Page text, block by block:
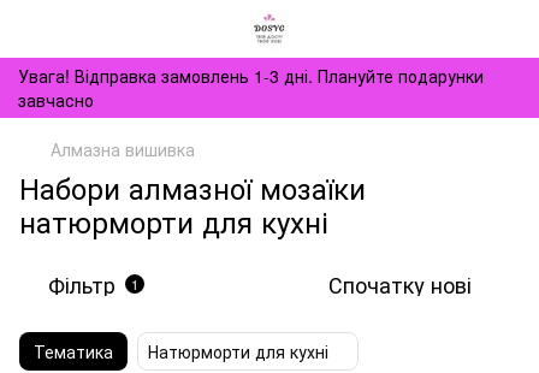
Увага! Відправка замовлень 1-3 дні. Плануйте подарунки
завчасно
Алмазна вишивка
Набори алмазної мозаїки
натюрморти для кухні
Фільтр 1 Спочатку нові
Тематика Натюрморти для кухні